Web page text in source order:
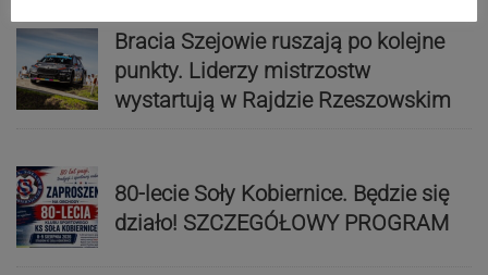
Bracia Szejowie ruszają po kolejne
punkty. Liderzy mistrzostw
wystartują w Rajdzie Rzeszowskim
80-lecie Soły Kobiernice. Będzie się
działo! SZCZEGÓŁOWY PROGRAM